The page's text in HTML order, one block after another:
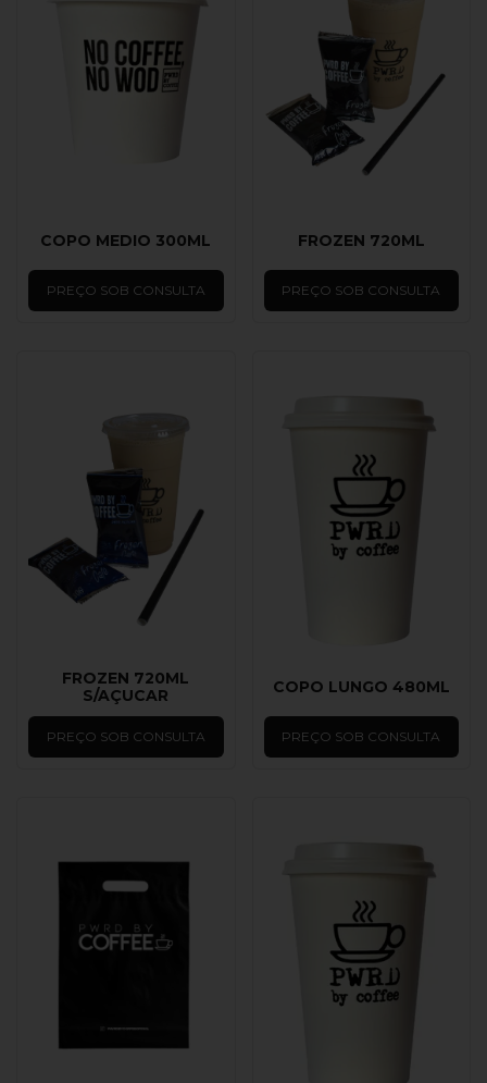
COPO MEDIO 300ML
PREÇO SOB CONSULTA
FROZEN 720ML
PREÇO SOB CONSULTA
FROZEN 720ML
S/AÇUCAR
PREÇO SOB CONSULTA
COPO LUNGO 480ML
PREÇO SOB CONSULTA